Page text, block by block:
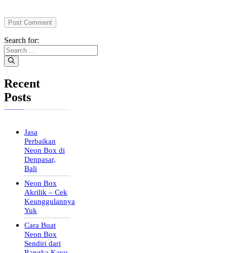
Search for:
Recent
Posts
Jasa
Perbaikan
Neon Box di
Denpasar,
Bali
Neon Box
Akrilik – Cek
Keunggulannya
Yuk
Cara Buat
Neon Box
Sendiri dari